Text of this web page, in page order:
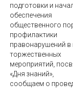
подготовки и
обеспечения
общественного
профилактики
правонарушений в
торжественных
мероприятий,
«Дня знаний»,
сообщаем о